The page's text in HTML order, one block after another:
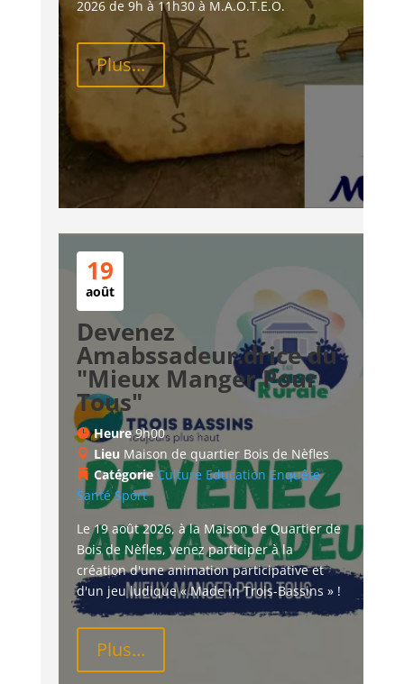
2026 de 9h à 11h30 à M.A.O.T.E.O.
Plus...
19
août
Devenez
Amabssadeur.drice du
"Mieux Manger Pour
Tous"
Heure9h00
Lieu Maison de quartier Bois de Nèfles
CatégorieCulture Education Enquête
Santé Sport
Le 19 août 2026, à la Maison de Quartier de
Bois de Nèfles, venez participer à la
création d'une animation participative et
d'un jeu ludique « Made in Trois-Bassins » !
Plus...